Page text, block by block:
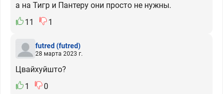
а на Тигр и Пантеру они просто не нужны.
11
1
futred(futred)
28 марта 2023 г.
Цвайхуйшто?
1
0